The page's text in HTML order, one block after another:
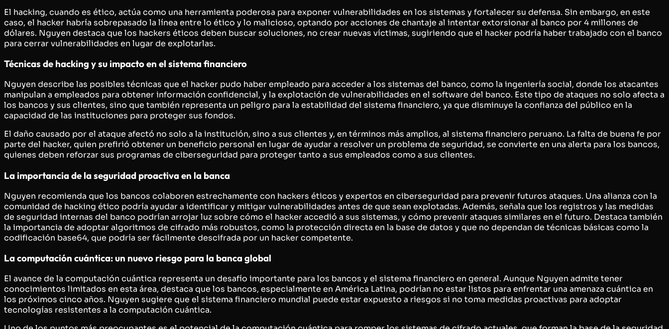
El hacking, cuando es ético, actúa como una herramienta poderosa para exponer vulnerabilidades en los sistemas y fortalecer su defensa. Sin embargo, en este
caso, el hacker habría sobrepasado la línea entre lo ético y lo malicioso, optando por acciones de chantaje al intentar extorsionar al banco por 4 millones de
dólares. Nguyen destaca que los hackers éticos deben buscar soluciones, no crear nuevas víctimas, sugiriendo que el hacker podría haber trabajado con el banco
para cerrar vulnerabilidades en lugar de explotarlas.
Técnicas de hacking y su impacto en el sistema financiero
Nguyen describe las posibles técnicas que el hacker pudo haber empleado para acceder a los sistemas del banco, como la ingeniería social, donde los atacantes
manipulan a empleados para obtener información confidencial, y la explotación de vulnerabilidades en el software del banco. Este tipo de ataques no solo afecta a
los bancos y sus clientes, sino que también representa un peligro para la estabilidad del sistema financiero, ya que disminuye la confianza del público en la
capacidad de las instituciones para proteger sus fondos.
El daño causado por el ataque afectó no solo a la institución, sino a sus clientes y, en términos más amplios, al sistema financiero peruano. La falta de buena fe por
parte del hacker, quien prefirió obtener un beneficio personal en lugar de ayudar a resolver un problema de seguridad, se convierte en una alerta para los bancos,
quienes deben reforzar sus programas de ciberseguridad para proteger tanto a sus empleados como a sus clientes.
La importancia de la seguridad proactiva en la banca
Nguyen recomienda que los bancos colaboren estrechamente con hackers éticos y expertos en ciberseguridad para prevenir futuros ataques. Una alianza con la
comunidad de hacking ético podría ayudar a identificar y mitigar vulnerabilidades antes de que sean explotadas. Además, señala que los registros y las medidas
de seguridad internas del banco podrían arrojar luz sobre cómo el hacker accedió a sus sistemas, y cómo prevenir ataques similares en el futuro. Destaca también
la importancia de adoptar algoritmos de cifrado más robustos, como la protección directa en la base de datos y que no dependan de técnicas básicas como la
codificación base64, que podría ser fácilmente descifrada por un hacker competente.
La computación cuántica: un nuevo riesgo para la banca global
El avance de la computación cuántica representa un desafío importante para los bancos y el sistema financiero en general. Aunque Nguyen admite tener
conocimientos limitados en esta área, destaca que los bancos, especialmente en América Latina, podrían no estar listos para enfrentar una amenaza cuántica en
los próximos cinco años. Nguyen sugiere que el sistema financiero mundial puede estar expuesto a riesgos si no toma medidas proactivas para adoptar
tecnologías resistentes a la computación cuántica.